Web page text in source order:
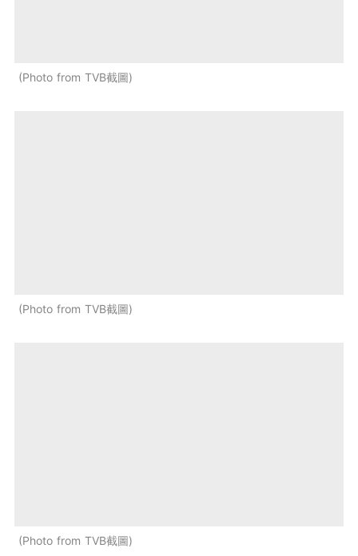
Photo from TVB截圖
Photo from TVB截圖
Photo from TVB截圖